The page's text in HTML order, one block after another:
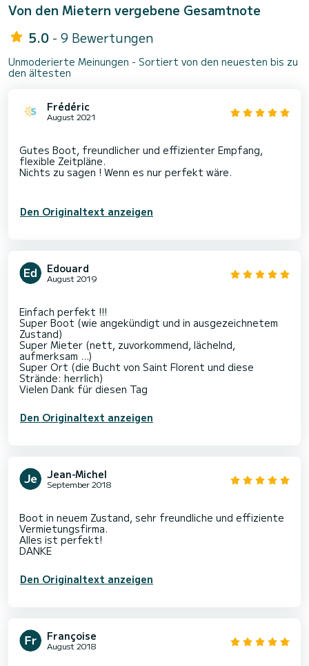
Von den Mietern vergebene Gesamtnote
5.0 - 9 Bewertungen
Unmoderierte Meinungen - Sortiert von den neuesten bis zu
den ältesten
Frédéric
August 2021
Gutes Boot, freundlicher und effizienter Empfang,
flexible Zeitpläne.
Nichts zu sagen ! Wenn es nur perfekt wäre.
Den Originaltext anzeigen
Edouard
August 2019
Einfach perfekt !!!
Super Boot (wie angekündigt und in ausgezeichnetem
Zustand)
Super Mieter (nett, zuvorkommend, lächelnd,
aufmerksam ...)
Super Ort (die Bucht von Saint Florent und diese
Strände: herrlich)
Den Originaltext anzeigen
Jean-Michel
September 2018
Boot in neuem Zustand, sehr freundliche und effiziente
Vermietungsfirma.
Alles ist perfekt!
Den Originaltext anzeigen
Françoise
August 2018